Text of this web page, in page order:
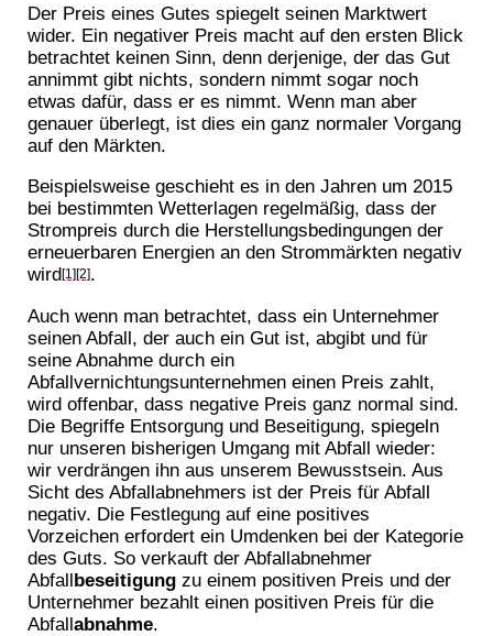
Der Preis eines Gutes spiegelt seinen Marktwert
wider. Ein negativer Preis macht auf den ersten Blick
betrachtet keinen Sinn, denn derjenige, der das Gut
annimmt gibt nichts, sondern nimmt sogar noch
etwas dafür, dass er es nimmt. Wenn man aber
genauer überlegt, ist dies ein ganz normaler Vorgang
auf den Märkten.
Beispielsweise geschieht es in den Jahren um 2015
bei bestimmten Wetterlagen regelmäßig, dass der
Strompreis durch die Herstellungsbedingungen der
erneuerbaren Energien an den Strommärkten negativ
wird[1][2].
Auch wenn man betrachtet, dass ein Unternehmer
seinen Abfall, der auch ein Gut ist, abgibt und für
seine Abnahme durch ein
Abfallvernichtungsunternehmen einen Preis zahlt,
wird offenbar, dass negative Preis ganz normal sind.
Die Begriffe Entsorgung und Beseitigung, spiegeln
nur unseren bisherigen Umgang mit Abfall wieder:
wir verdrängen ihn aus unserem Bewusstsein. Aus
Sicht des Abfallabnehmers ist der Preis für Abfall
negativ. Die Festlegung auf eine positives
Vorzeichen erfordert ein Umdenken bei der Kategorie
des Guts. So verkauft der Abfallabnehmer
Abfallbeseitigung zu einem positiven Preis und der
Unternehmer bezahlt einen positiven Preis für die
Abfallabnahme.